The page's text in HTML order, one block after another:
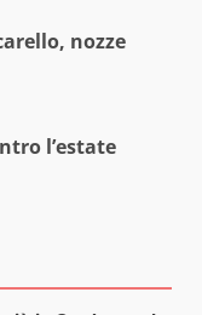
nozze
l’estate